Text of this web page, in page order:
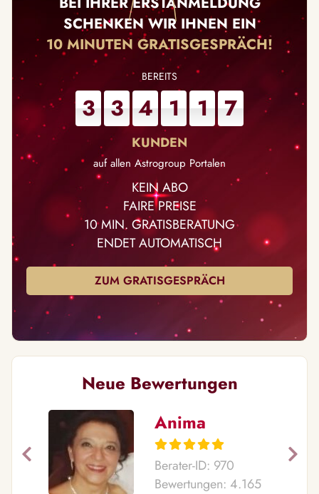
SCHENKEN WIR IHNEN EIN
10 MINUTEN GRATISGESPRÄCH!
3 3 4 1 1 7
auf allen Astrogroup Portalen
KEIN ABO
FAIRE PREISE
10 MIN. GRATISBERATUNG
ENDET AUTOMATISCH
ZUM GRATISGESPRÄCH
Neue Bewertungen
Anima
Berater-ID: 970
Bewertungen: 4.165